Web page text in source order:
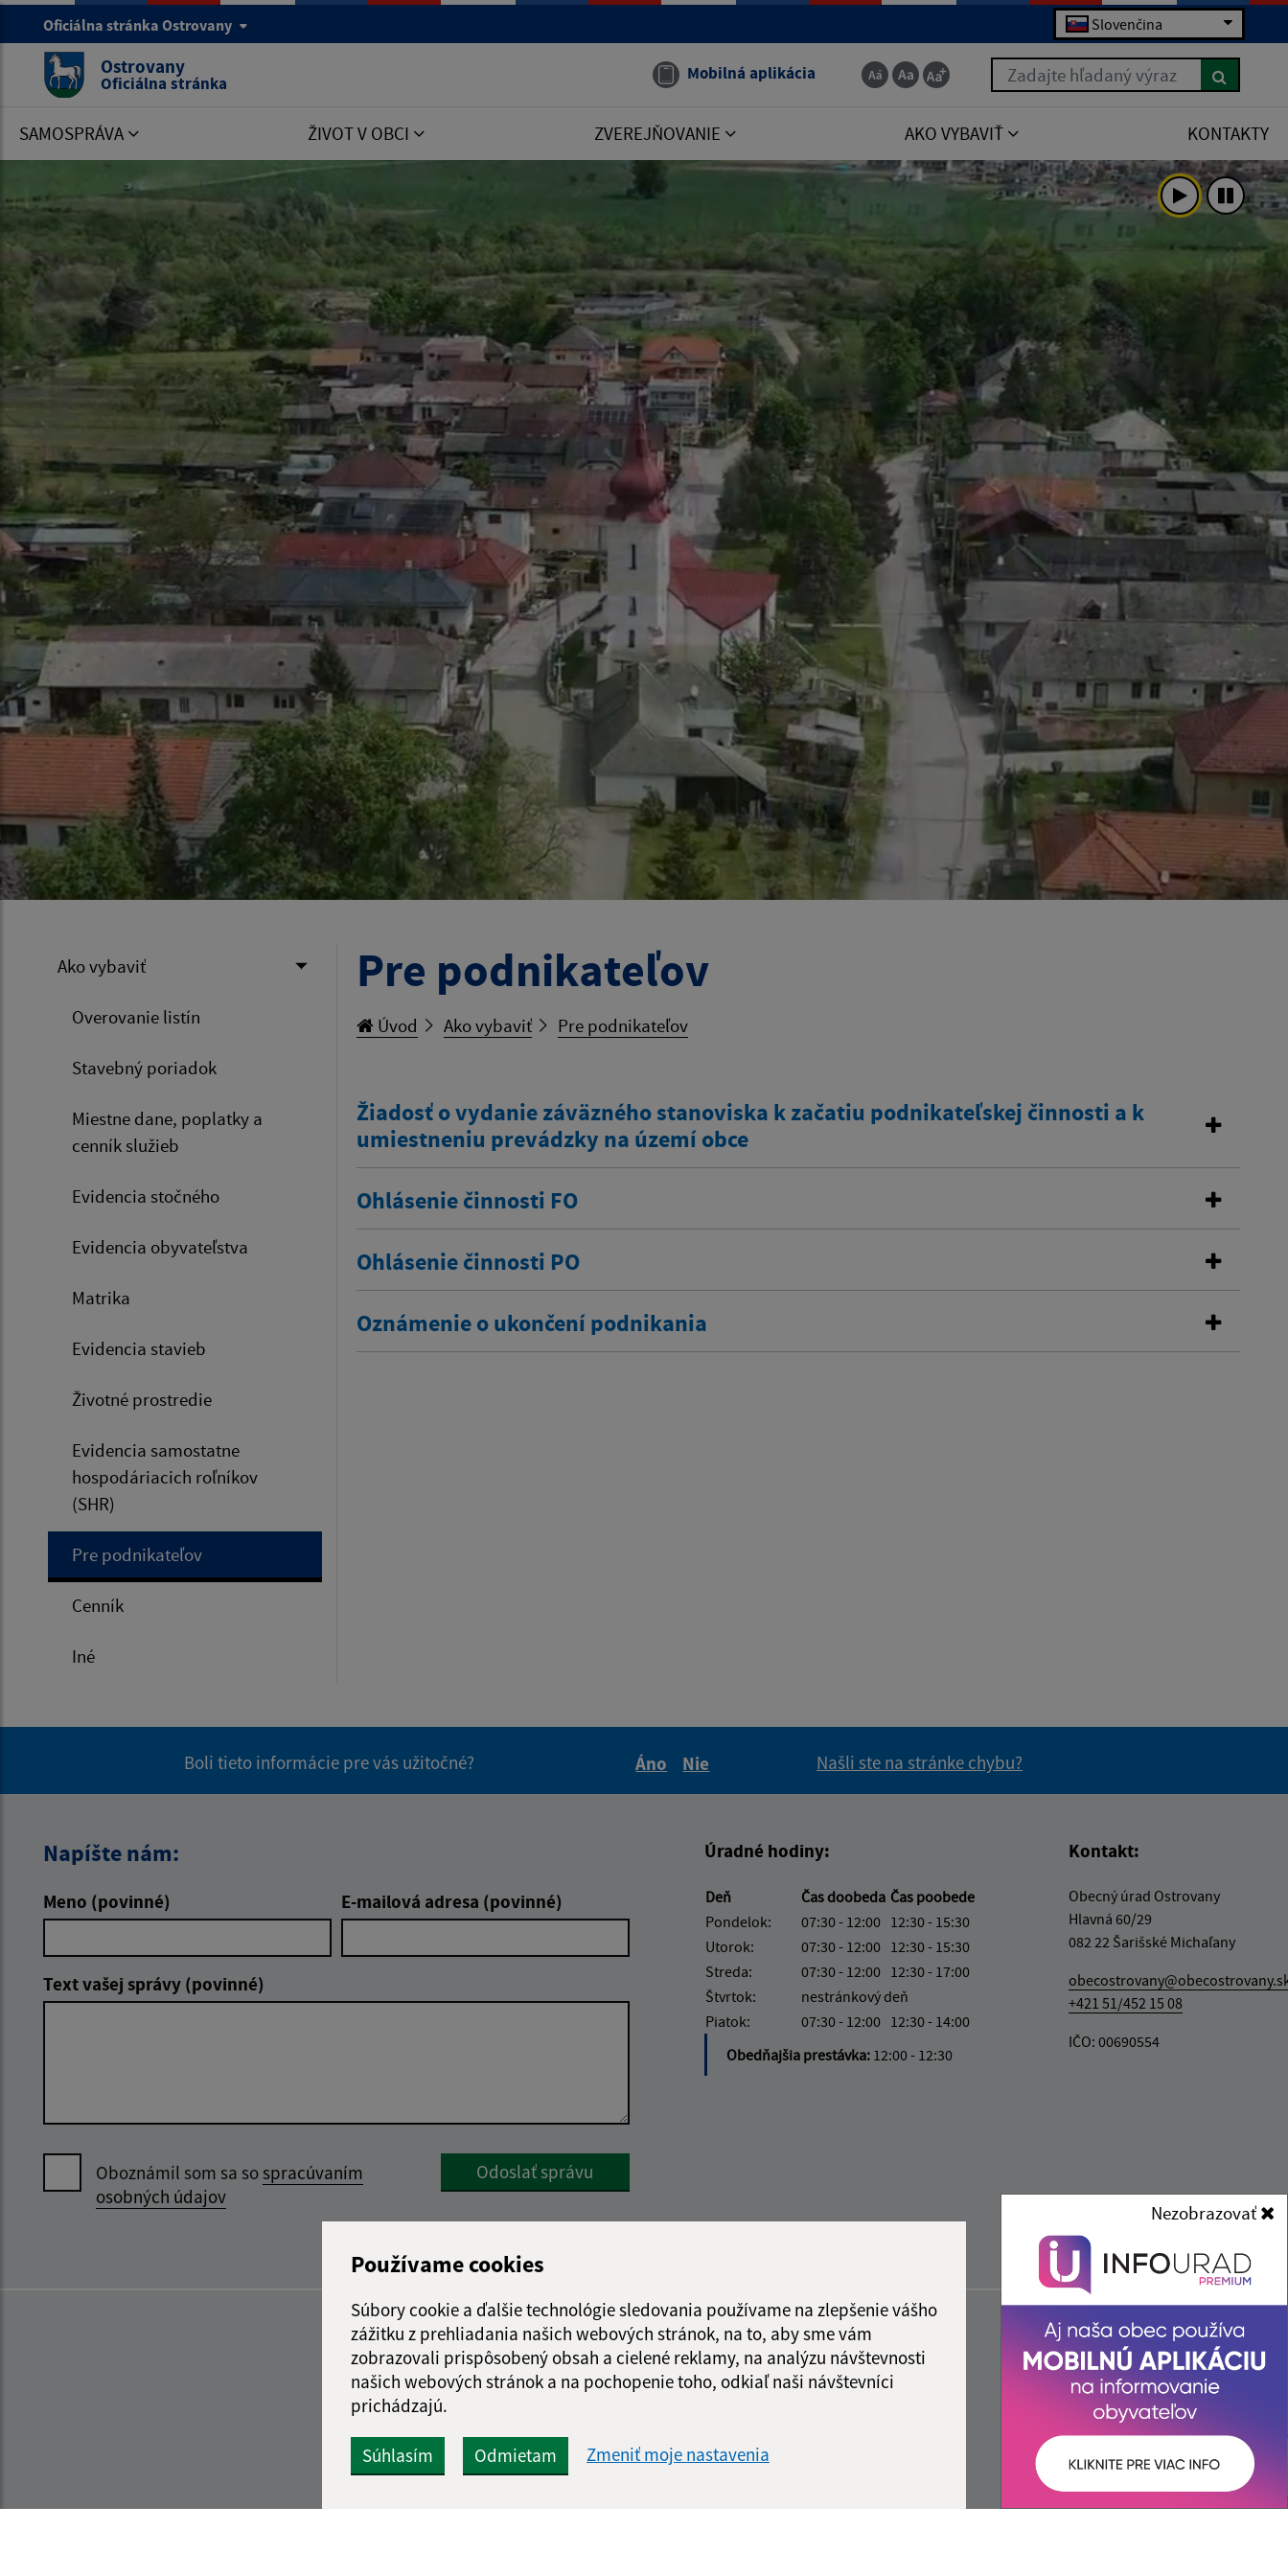
Používame cookies
Súbory cookie a ďalšie technológie sledovania používame na zlepšenie vášho
zážitku z prehliadania našich webových stránok, na to, aby sme vám
zobrazovali prispôsobený obsah a cielené reklamy, na analýzu návštevnosti
našich webových stránok a na pochopenie toho, odkiaľ naši návštevníci
prichádzajú.
Súhlasím Odmietam Zmeniť moje nastavenia
Nezobrazovať
Oficiálna stránka Ostrovany Slovenčina
Ostrovany
Oficiálna stránka Mobilná aplikácia Zadajte hľadaný výraz
SAMOSPRÁVA ŽIVOT V OBCI ZVEREJŇOVANIE AKO VYBAVIŤ KONTAKTY
Ako vybaviť
Overovanie listín
Stavebný poriadok
Miestne dane, poplatky a
cenník služieb
Evidencia stočného
Evidencia obyvateľstva
Matrika
Evidencia stavieb
Životné prostredie
Evidencia samostatne
hospodáriacich roľníkov
(SHR)
Pre podnikateľov
Cenník
Iné
Pre podnikateľov
Úvod Ako vybaviť Pre podnikateľov
Žiadosť o vydanie záväzného stanoviska k začatiu podnikateľskej činnosti a k
umiestneniu prevádzky na území obce
Ohlásenie činnosti FO
Ohlásenie činnosti PO
Oznámenie o ukončení podnikania
Boli tieto informácie pre vás užitočné?
Áno
Nie
Našli ste na stránke chybu?
Napíšte nám:
Meno (povinné) E-mailová adresa (povinné)
Text vašej správy (povinné)
Oboznámil som sa sospracúvaním
osobných údajov
Google reCaptcha Response
Odoslať správu
Úradné hodiny:
Deň Čas doobeda Čas poobede
Pondelok:
07:30 - 12:00 12:30 - 15:30
Utorok:
07:30 - 12:00 12:30 - 15:30
Streda:
07:30 - 12:00 12:30 - 17:00
Štvrtok:
nestránkový deň
Piatok:
07:30 - 12:00 12:30 - 14:00
Obedňajšia prestávka: 12:00 - 12:30
Kontakt:
Obecný úrad Ostrovany
Hlavná 60/29
082 22 Šarišské Michaľany
+421 51/452 15 08
IČO: 00690554